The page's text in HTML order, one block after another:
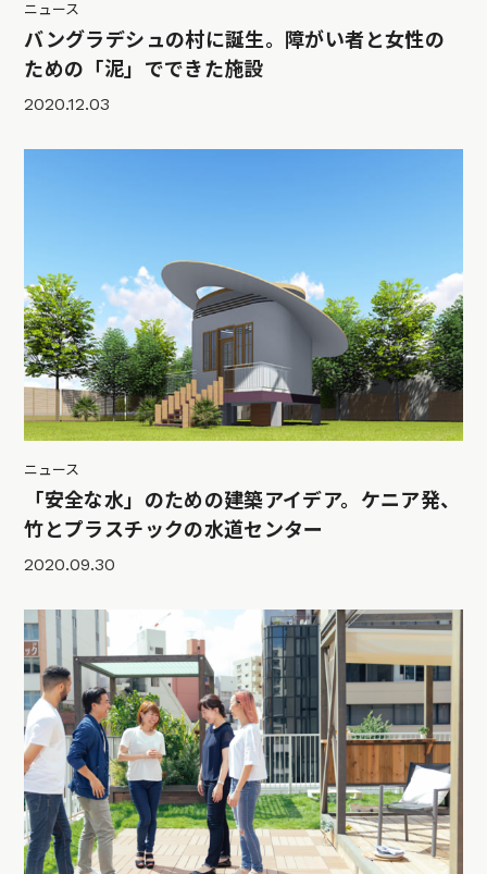
ニュース
バングラデシュの村に誕生。障がい者と女性の
ための「泥」でできた施設
2020.12.03
ニュース
「安全な水」のための建築アイデア。ケニア発、
竹とプラスチックの水道センター
2020.09.30